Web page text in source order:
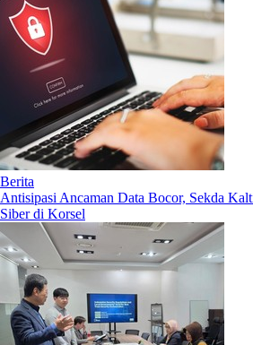
Berita
Antisipasi Ancaman Data Bocor, Sekda
Siber di Korsel